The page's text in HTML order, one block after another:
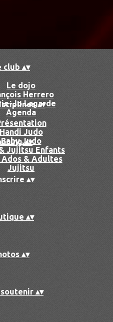
club ▴▾
Le dojo
Herrero
Jo Lagarde
Agenda
▴▾
Handi Judo
Baby Judo
Jujitsu Enfants
& Adultes
Jujitsu
▴▾
▴▾
▴▾
▴▾
soutenir ▴▾